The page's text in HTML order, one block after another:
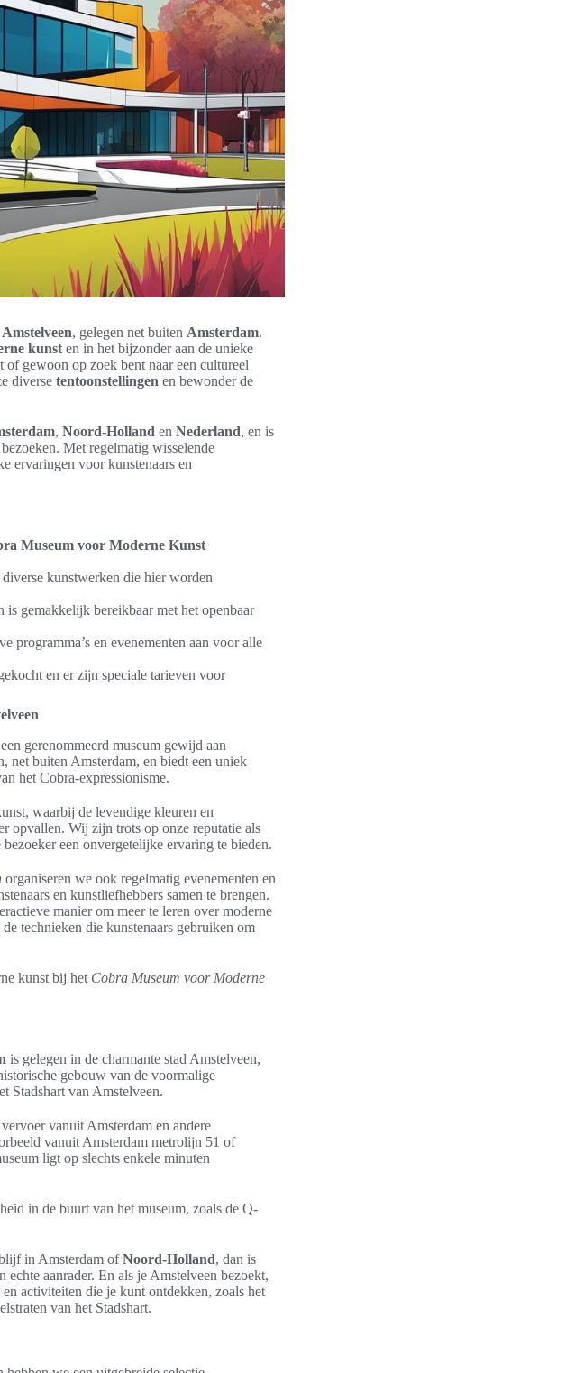
, gelegen net buiten Amsterdam.
kunst en in het bijzonder aan de unieke
gewoon op zoek bent naar een cultureel
diverse tentoonstellingen en bewonder de
, Noord-Holland en Nederland, en is
Met regelmatig wisselende
ervaringen voor kunstenaars en
Museum voor Moderne Kunst
diverse kunstwerken die hier worden
is gemakkelijk bereikbaar met het openbaar
programma’s en evenementen aan voor alle
en er zijn speciale tarieven voor
gerenommeerd museum gewijd aan
net buiten Amsterdam, en biedt een uniek
het Cobra-expressionisme.
waarbij de levendige kleuren en
opvallen. Wij zijn trots op onze reputatie als
een onvergetelijke ervaring te bieden.
organiseren we ook regelmatig evenementen en
en kunstliefhebbers samen te brengen.
manier om meer te leren over moderne
technieken die kunstenaars gebruiken om
kunst bij het Cobra Museum voor Moderne
is gelegen in de charmante stad Amstelveen,
gebouw van de voormalige
Stadshart van Amstelveen.
vanuit Amsterdam en andere
vanuit Amsterdam metrolijn 51 of
ligt op slechts enkele minuten
in de buurt van het museum, zoals de Q-
in Amsterdam ofNoord-Holland, dan is
aanrader. En als je Amstelveen bezoekt,
activiteiten die je kunt ontdekken, zoals het
van het Stadshart.